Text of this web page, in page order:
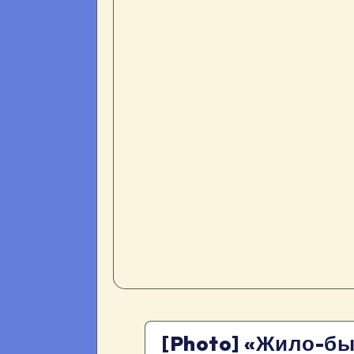
[Photo] «Жило-